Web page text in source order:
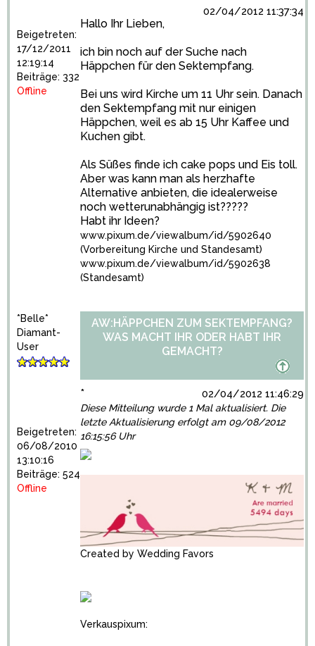
Beigetreten:
17/12/2011
12:19:14
Beiträge: 332
Offline
02/04/2012 11:37:34
Hallo Ihr Lieben,
ich bin noch auf der Suche nach
Häppchen für den Sektempfang.
Bei uns wird Kirche um 11 Uhr sein. Danach
den Sektempfang mit nur einigen
Häppchen, weil es ab 15 Uhr Kaffee und
Kuchen gibt.
Als Süßes finde ich cake pops und Eis toll.
Aber was kann man als herzhafte
Alternative anbieten, die idealerweise
noch wetterunabhängig ist?????
Habt ihr Ideen?
www.pixum.de/viewalbum/id/5902640
(Vorbereitung Kirche und Standesamt)
www.pixum.de/viewalbum/id/5902638
(Standesamt)
*Belle*
Diamant-
User
Beigetreten:
06/08/2010
13:10:16
Beiträge: 524
Offline
AW:HÄPPCHEN ZUM SEKTEMPFANG?
WAS MACHT IHR ODER HABT IHR
GEMACHT?
02/04/2012 11:46:29
*
Diese Mitteilung wurde 1 Mal aktualisiert. Die
letzte Aktualisierung erfolgt am 09/08/2012
16:15:56 Uhr
Created by Wedding Favors
Verkauspixum: